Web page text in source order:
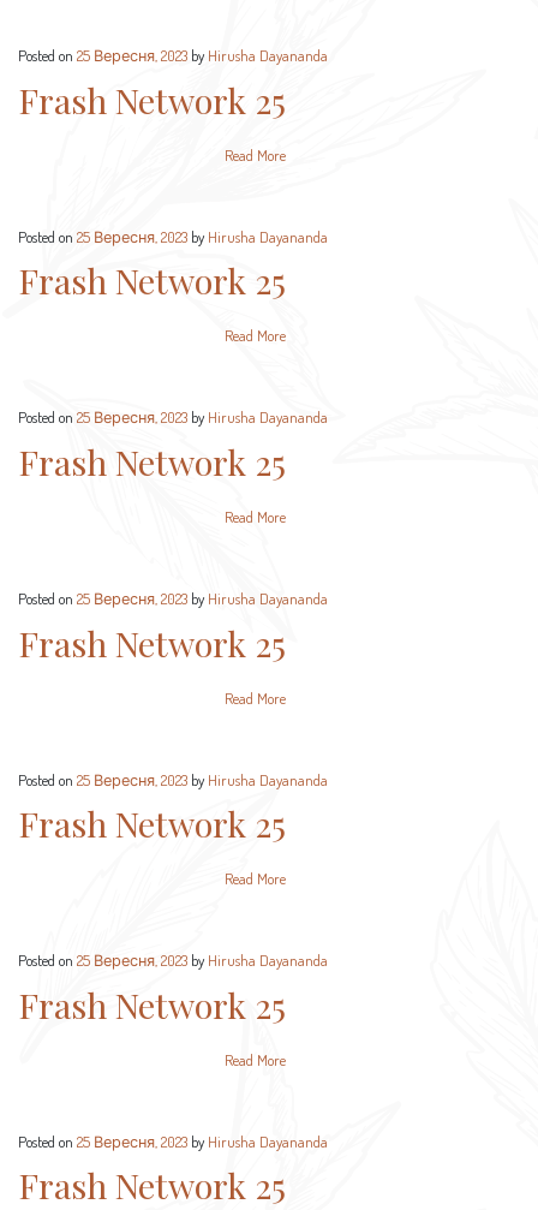
Posted on 25 Вересня, 2023 by Hirusha Dayananda
Frash Network 25
Read More
Posted on 25 Вересня, 2023 by Hirusha Dayananda
Frash Network 25
Read More
Posted on 25 Вересня, 2023 by Hirusha Dayananda
Frash Network 25
Read More
Posted on 25 Вересня, 2023 by Hirusha Dayananda
Frash Network 25
Read More
Posted on 25 Вересня, 2023 by Hirusha Dayananda
Frash Network 25
Read More
Posted on 25 Вересня, 2023 by Hirusha Dayananda
Frash Network 25
Read More
Posted on 25 Вересня, 2023 by Hirusha Dayananda
Frash Network 25